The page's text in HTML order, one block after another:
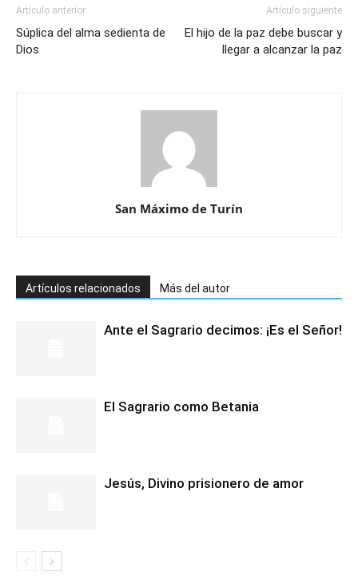
Artículo anterior
Súplica del alma sedienta de
Dios
Artículo siguiente
El hijo de la paz debe buscar y
llegar a alcanzar la paz
San Máximo de Turín
Artículos relacionados Más del autor
Ante el Sagrario decimos: ¡Es el Señor!
El Sagrario como Betania
Jesús, Divino prisionero de amor